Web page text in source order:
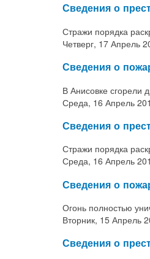
Сведения о
Стражи порядка
Четверг, 17 Апрель
Сведения о
В Анисовке сгорели
Среда, 16 Апрель
Сведения о
Стражи порядка
Среда, 16 Апрель
Сведения о
Огонь полностью
Вторник, 15 Апрель
Сведения о